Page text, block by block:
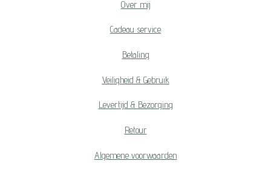
Over mij
Cadeau service
Betaling
Veiligheid & Gebruik
Levertijd & Bezorging
Retour
Algemene voorwaarden